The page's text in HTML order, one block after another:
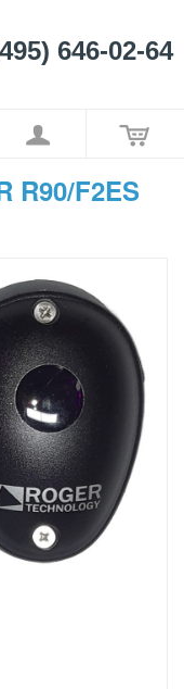
646-02-64
R90/F2ES